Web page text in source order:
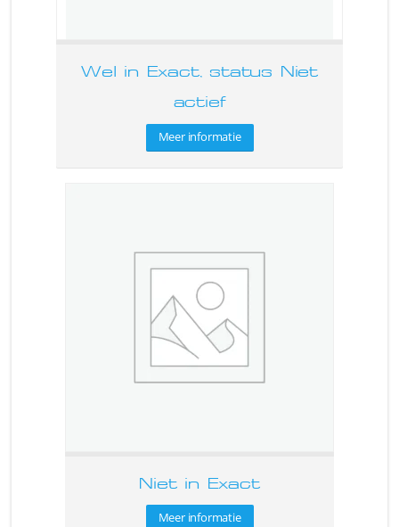
Wel in Exact, status Niet
actief
Meer informatie
Niet in Exact
Meer informatie